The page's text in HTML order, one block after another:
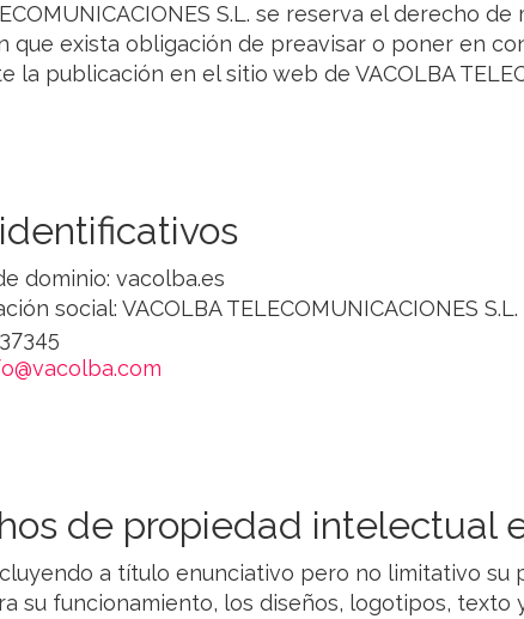
S.L. se reserva el derecho
que exista obligación de preavisar o poner en
la publicación en el sitio web de VACOLBA
dominio: vacolba.es
social: VACOLBA TELECOMUNICACIONES S.L.
de propiedad intelectual
a título enunciativo pero no limitativo
su funcionamiento, los diseños, logotipos, texto